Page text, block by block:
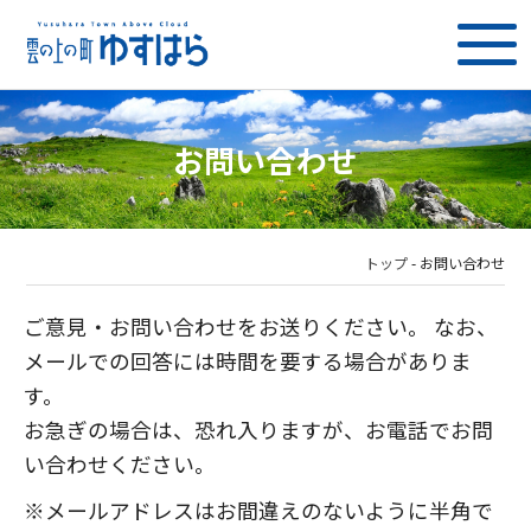
お問い合わせ
トップ - お問い合わせ
ご意見・お問い合わせをお送りください。 なお、
メールでの回答には時間を要する場合がありま
す。
お急ぎの場合は、恐れ入りますが、お電話でお問
い合わせください。
※メールアドレスはお間違えのないように半角で